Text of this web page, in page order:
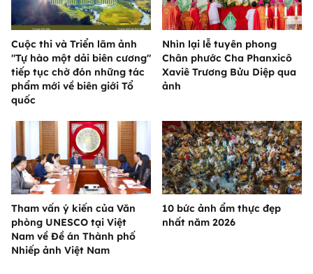
Cuộc thi và Triển lãm ảnh
"Tự hào một dải biên cương"
tiếp tục chờ đón những tác
phẩm mới về biên giới Tổ
quốc
Nhìn lại lễ tuyên phong
Chân phước Cha Phanxicô
Xaviê Trương Bửu Diệp qua
ảnh
Tham vấn ý kiến của Văn
phòng UNESCO tại Việt
Nam về Đề án Thành phố
Nhiếp ảnh Việt Nam
10 bức ảnh ẩm thực đẹp
nhất năm 2026